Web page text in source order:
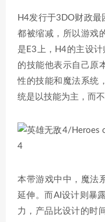
H4发行于3DO财政最
都被缩减，所以游戏
是E3上，H4的主设计
的技能他表示自己原
性的技能和魔法系统
统是以技能为主，而
本带游戏中中，魔法
延伸。而AI设计则暴
力，产品比设计的时